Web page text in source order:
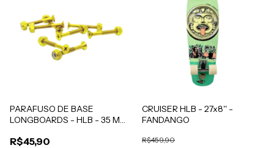
PARAFUSO DE BASE
LONGBOARDS - HLB - 35 MM
R$45,90
CRUISER HLB - 27x8'' -
FANDANGO
R$459,90